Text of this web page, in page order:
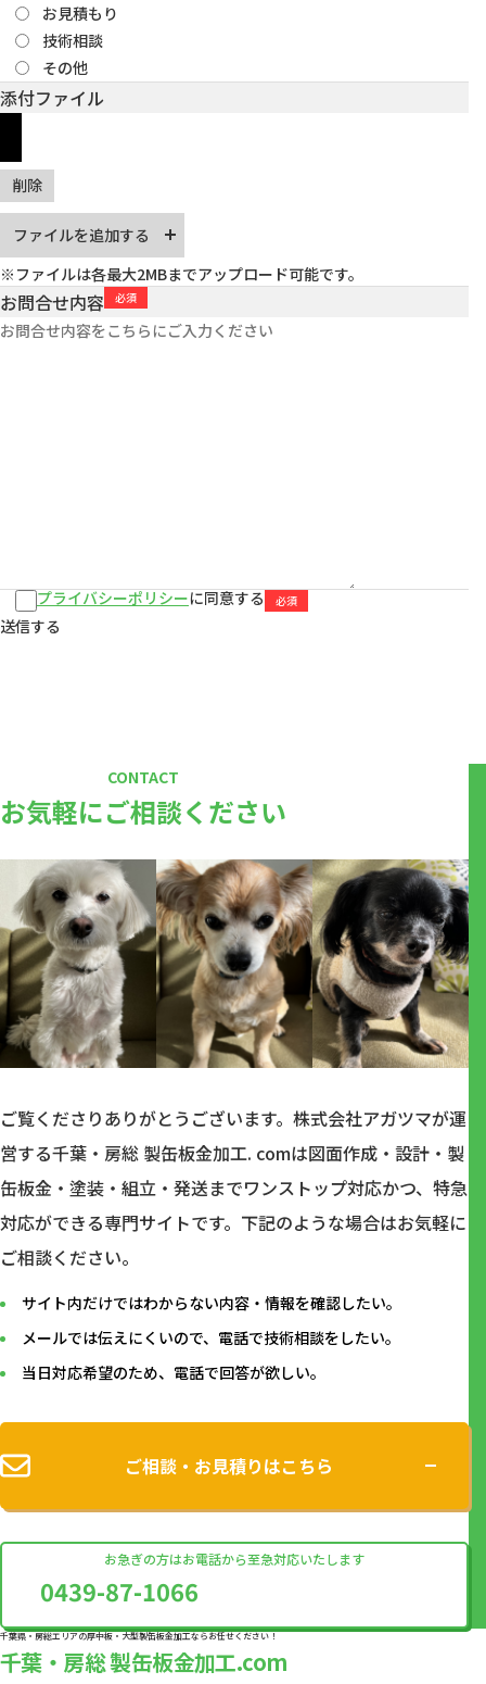
お見積もり
技術相談
その他
添付ファイル
削除
ファイルを追加する
※ファイルは各最大2MBまでアップロード可能です。
お問合せ内容
プライバシーポリシーに同意する
CONTACT
お気軽にご相談ください
ご覧くださりありがとうございます。株式会社アガツマが運
営する千葉・房総 製缶板金加工. comは図面作成・設計・製
缶板金・塗装・組立・発送までワンストップ対応かつ、特急
対応ができる専⾨サイトです。下記のような場合はお気軽に
ご相談ください。
サイト内だけではわからない内容・情報を確認したい。
メールでは伝えにくいので、電話で技術相談をしたい。
当日対応希望のため、電話で回答が欲しい。
ご相談・お見積りはこちら
お急ぎの方はお電話から至急対応いたします
0439-87-1066
千葉県・房総エリアの厚中板・大型製缶板金加工ならお任せください！
千葉・房総 製缶板金加工.com